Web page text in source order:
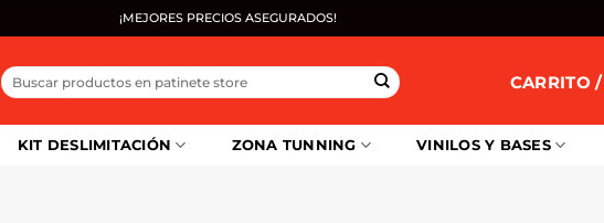
¡MEJORES PRECIOS ASEGURADOS!
Buscar
por:
CARRITO /
KIT DESLIMITACIÓN ZONA TUNNING VINILOS Y BASES